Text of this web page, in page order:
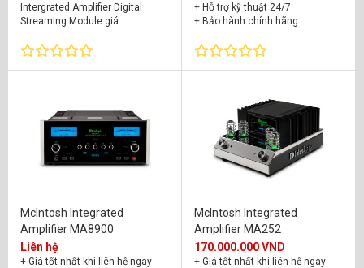
Intergrated Amplifier Digital
Streaming Module giá:
+ Thêm D'Agostino Progression
+ Bảo hành chính hãng
+ Hỗ trợ kỹ thuật 24/7
+ Bảo hành chính hãng
McIntosh Integrated
Amplifier MA8900
Liên hệ
+ Giá tốt nhất khi liên hệ ngay
McIntosh Integrated
Amplifier MA252
170.000.000 VND
+ Giá tốt nhất khi liên hệ ngay